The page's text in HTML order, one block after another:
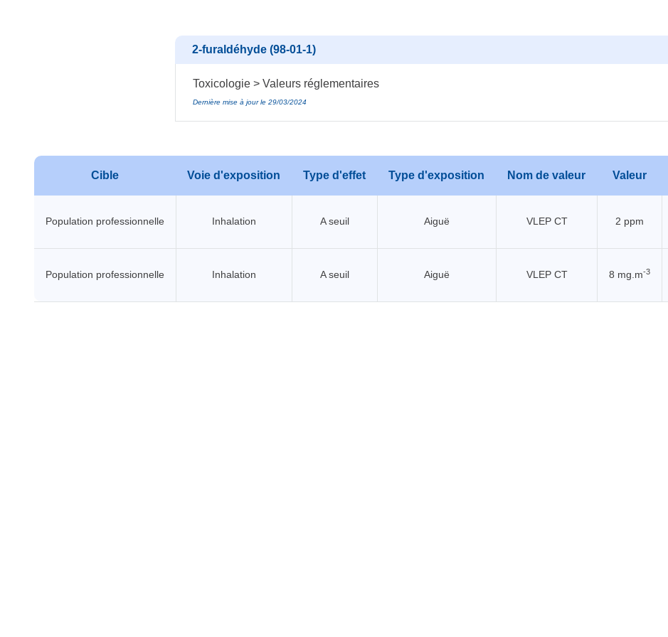
2-furaldéhyde (98-01-1)
Toxicologie > Valeurs réglementaires
Dernière mise à jour le 29/03/2024
Cible Voie d'exposition Type d'effet Type d'exposition Nom de valeur Valeur
Population professionnelle Inhalation A seuil Aiguë VLEP CT 2 ppm
Population professionnelle Inhalation A seuil Aiguë VLEP CT 8 mg.m-3